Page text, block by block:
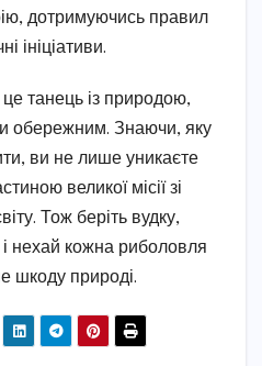
дотримуючись правил
ініціативи.
танець із природою,
обережним. Знаючи, яку
ви не лише уникаєте
великої місії зі
Тож беріть вудку,
нехай кожна риболовля
шкоду природі.